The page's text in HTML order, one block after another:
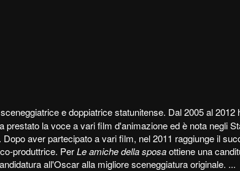
e doppiatrice statunitense. Dal 2005 al 2012
prestato la voce a vari film d'animazione ed è nota negli
Dopo aver partecipato a vari film, nel 2011 raggiunge il
produttrice. PerLe amiche della sposaottiene una
all'Oscar alla migliore sceneggiatura originale. ...